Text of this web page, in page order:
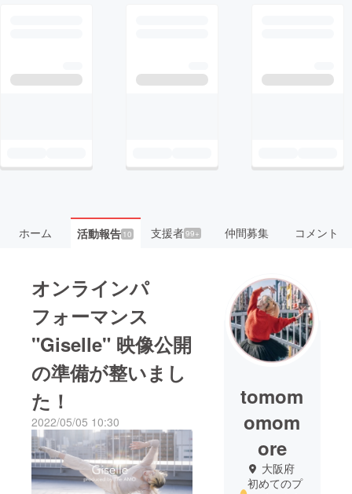
ホーム 活動報告10 支援者99+ 仲間募集 コメント
オンラインパ
フォーマンス
"Giselle" 映像公開
の準備が整いまし
た！
2022/05/05 10:30
tomom
omom
ore
大阪府
初めてのプ